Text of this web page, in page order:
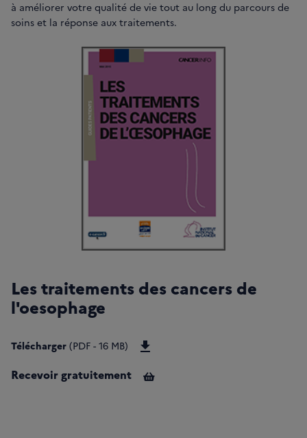
à améliorer votre qualité de vie tout au long du parcours de
soins et la réponse aux traitements.
Les traitements des cancers de
l'oesophage
Télécharger (PDF - 16 MB)
Recevoir gratuitement